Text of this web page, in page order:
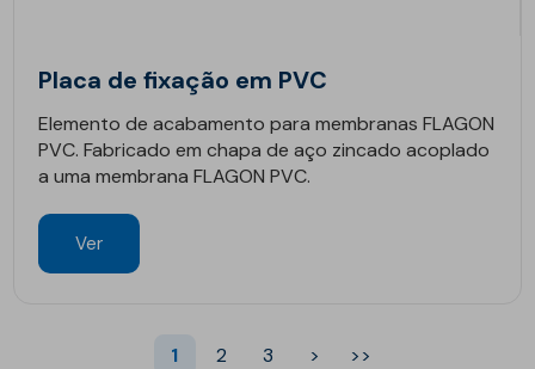
Placa de fixação em PVC
Elemento de acabamento para membranas FLAGON
PVC. Fabricado em chapa de aço zincado acoplado
a uma membrana FLAGON PVC.
Ver
1 2 3 > >>